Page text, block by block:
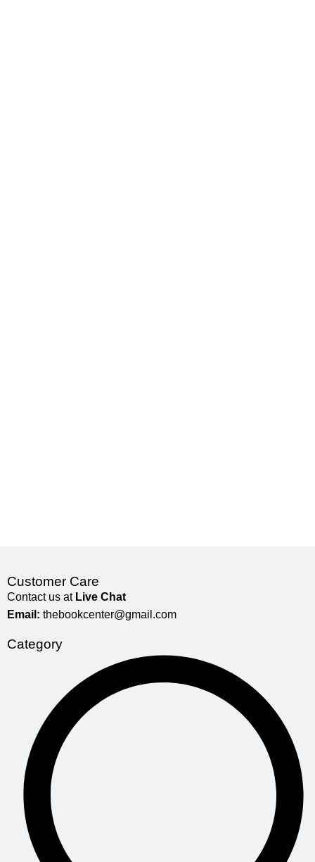
Customer Care
Contact us at Live Chat
Email: thebookcenter@gmail.com
Category